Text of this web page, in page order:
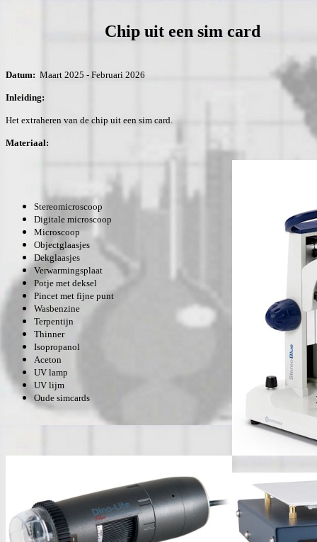
Chip uit een sim card
Datum: Maart 2025 - Februari 2026
Inleiding:
Het extraheren van de chip uit een sim card.
Materiaal:
Stereomicroscoop
Digitale microscoop
Microscoop
Objectglaasjes
Dekglaasjes
Verwarmingsplaat
Potje met deksel
Pincet met fijne punt
Wasbenzine
Terpentijn
Thinner
Isopropanol
Aceton
UV lamp
UV lijm
Oude simcards